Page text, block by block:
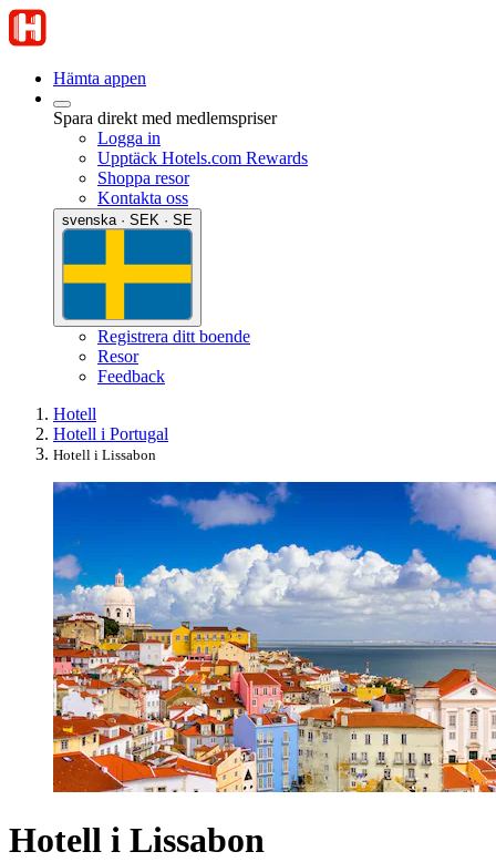
Hämta appen
Spara direkt med medlemspriser
Logga in
Upptäck Hotels.com Rewards
Shoppa resor
Kontakta oss
svenska · SEK · SE
Registrera ditt boende
Resor
Feedback
Hotell
Hotell i Portugal
Hotell i Lissabon
Hotell i Lissabon